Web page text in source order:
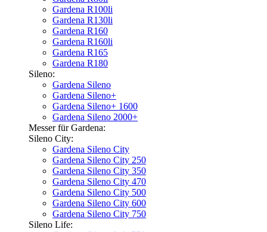
Gardena R100li
Gardena R130li
Gardena R160
Gardena R160li
Gardena R165
Gardena R180
Sileno:
Gardena Sileno
Gardena Sileno+
Gardena Sileno+ 1600
Gardena Sileno 2000+
Messer für Gardena:
Sileno City:
Gardena Sileno City
Gardena Sileno City 250
Gardena Sileno City 350
Gardena Sileno City 470
Gardena Sileno City 500
Gardena Sileno City 600
Gardena Sileno City 750
Sileno Life: